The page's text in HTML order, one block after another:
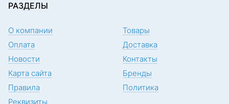
РАЗДЕЛЫ
О компании
Товары
Оплата
Доставка
Новости
Контакты
Карта сайта
Бренды
Правила
Политика
Реквизиты